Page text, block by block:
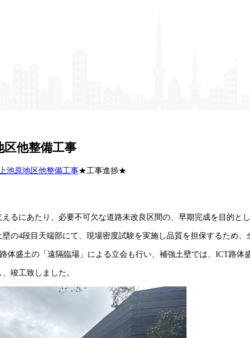
区他整備工事
池原地区他整備工事★工事進捗★
るにあたり、必要不可欠な道路未改良区間の、早期完成を目的と
の4段目天端部にて、現場密度試験を実施し品質を担保するため、
体盛土の「遠隔臨場」による立会も行い、補強土壁では、ICT路体
竣工致しました。